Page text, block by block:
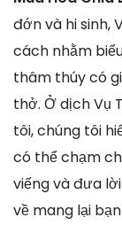
đớn và hi sinh,
cách nhằm
thâm thúy có
thở. Ở dịch Vụ
tôi, chúng tôi
có thể chạm
viếng và đưa
về mang lại